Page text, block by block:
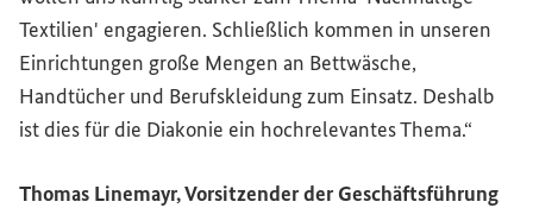
Textilien' engagieren. Schließlich kommen in unseren
Einrichtungen große Mengen an Bettwäsche,
Handtücher und Berufskleidung zum Einsatz. Deshalb
ist dies für die Diakonie ein hochrelevantes Thema.“
Thomas Linemayr, Vorsitzender der Geschäftsführung